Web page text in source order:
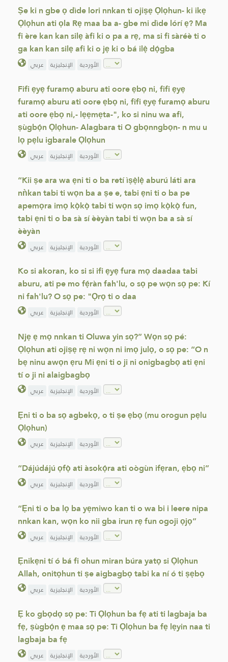
Ṣe ki n gbe ọ dìde lori nnkan ti ojiṣẹ Ọlọhun- ki ikẹ
Ọlọhun ati ọla Rẹ maa ba a- gbe mi dìde lórí ẹ? Ma
fi ère kan kan silẹ àfi ki o pa a rẹ, ma si fi sàréè ti o
ga kan kan silẹ afi ki o jẹ ki o bá ilẹ̀ dọ́gba
عربي الإنجليزية الأوردية
Fifi ẹyẹ furamọ aburu ati oore ẹbọ ni, fifi ẹyẹ
furamọ aburu ati oore ẹbọ ni, fifi ẹyẹ furamọ aburu
ati oore ẹbọ ni,- lẹẹmẹta-", ko si ninu wa afi,
ṣùgbọ́n Ọlọhun- Alagbara ti O gbọnngbọn- n mu u
lọ pẹlu igbarale Ọlọhun
عربي الإنجليزية الأوردية
“Kii ṣe ara wa ẹni ti o ba retí ìṣẹ̀lẹ̀ aburú láti ara
nǹkan tabi ti wọn ba a ṣe e, tabi ẹni ti o ba pe
apemọra imọ kọ̀kọ̀ tabi ti wọn sọ imọ kọ̀kọ̀ fun,
tabi ẹni ti o ba sà sí èèyàn tabi ti wọn ba a sà sí
èèyàn
عربي الإنجليزية الأوردية
Ko si akoran, ko si si ifi ẹyẹ fura mọ daadaa tabi
aburu, ati pe mo fẹ́ràn fah'lu, o sọ pe wọn sọ pe: Kí
ni fah'lu? O sọ pe: "Ọrọ ti o daa
عربي الإنجليزية الأوردية
Njẹ ẹ mọ nnkan ti Oluwa yin sọ?” Wọn sọ pé:
Ọlọhun ati ojiṣẹ rẹ ni wọn ni imọ julọ, o sọ pe: “O n
bẹ ninu awọn ẹru Mi ẹni ti o ji ni onigbagbọ ati ẹni
tí o ji ni alaigbagbọ
عربي الإنجليزية الأوردية
Ẹni ti o ba sọ agbekọ, o ti ṣe ẹbọ (mu orogun pẹlu
Ọlọhun)
عربي الإنجليزية الأوردية
“Dájúdájú ọfọ̀ ati àsokọ́ra ati oògùn ifẹran, ẹbọ ni”
عربي الإنجليزية الأوردية
“Ẹni ti o ba lọ ba yẹmiwo kan ti o wa bi i leere nipa
nnkan kan, wọn ko nii gba irun rẹ fun ogoji ọjọ”
عربي الإنجليزية الأوردية
Ẹnikẹni tí ó bá fi ohun miran búra yatọ si Ọlọhun
Allah, onitọhun ti ṣe aigbagbọ tabi ka ní ó ti ṣẹbọ
عربي الإنجليزية الأوردية
Ẹ ko gbọdọ sọ pe: Ti Ọlọhun ba fẹ ati ti lagbaja ba
fẹ, ṣùgbọ́n ẹ maa sọ pe: Ti Ọlọhun ba fẹ lẹyin naa ti
lagbaja ba fẹ
عربي الإنجليزية الأوردية